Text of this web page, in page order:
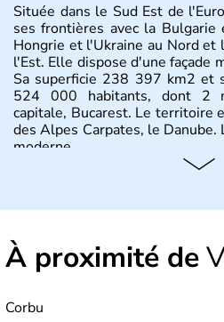
Située dans le Sud Est de
ses frontières avec la
Hongrie et l'Ukraine au Nord et
l'Est. Elle dispose d'une façade
Sa superficie 238 397 km2 et
524 000 habitants, dont 2
capitale, Bucarest. Le territoire
des Alpes Carpates, le
moderne.
À proximité de
Corbu